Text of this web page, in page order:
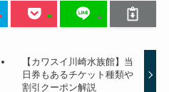
【カワスイ川崎水族館】当
日券もあるチケット種類や
割引クーポン解説